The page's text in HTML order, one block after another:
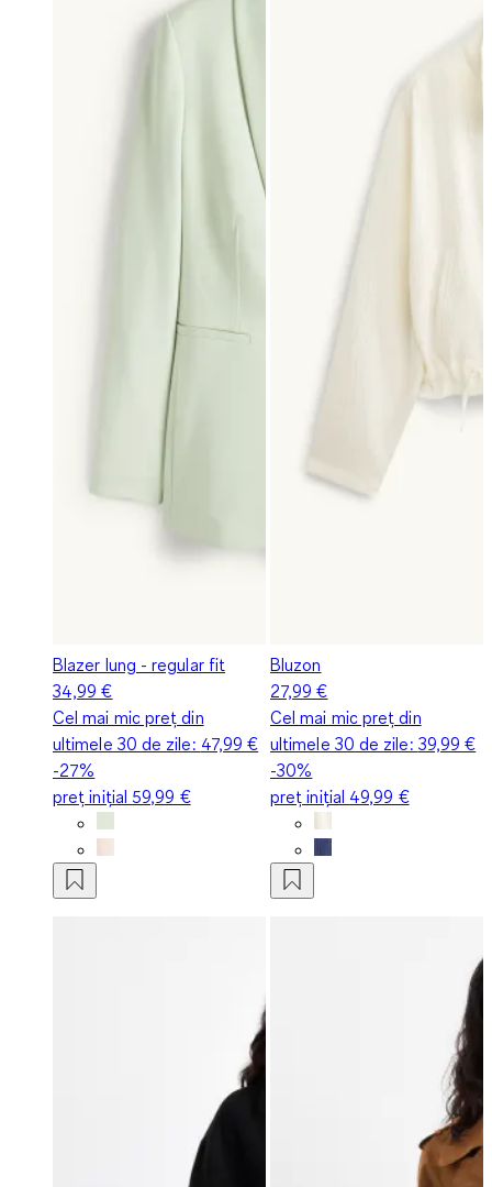
Blazer lung - regular fit
34,99 €
Cel mai mic preț din
ultimele 30 de zile: 47,99 €
-27%
preț inițial 59,99 €
Bluzon
27,99 €
Cel mai mic preț din
ultimele 30 de zile: 39,99 €
-30%
preț inițial 49,99 €